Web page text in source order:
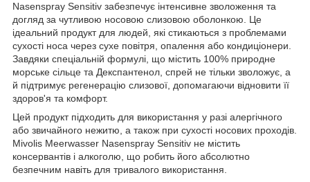
Nasenspray Sensitiv забезпечує інтенсивне зволоження та
догляд за чутливою носовою слизовою оболонкою. Це
ідеальний продукт для людей, які стикаються з проблемами
сухості носа через сухе повітря, опалення або кондиціонери.
Завдяки спеціальній формулі, що містить 100% природне
морське сільце та Декспантенол, спрей не тільки зволожує, а
й підтримує регенерацію слизової, допомагаючи відновити її
здоров'я та комфорт.
Цей продукт підходить для використання у разі алергічного
або звичайного нежитю, а також при сухості носових проходів.
Mivolis Meerwasser Nasenspray Sensitiv не містить
консервантів і алкоголю, що робить його абсолютно
безпечним навіть для тривалого використання.